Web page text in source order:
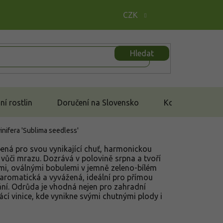
CZK
Hledat
rostlin Doručení na Slovensko Kontakt
'Sublima seedless'
pro svou vynikající chuť, harmonickou
mrazu. Dozrává v polovině srpna a tvoří
oválnými bobulemi v jemně zeleno-bílém
a vyvážená, ideální pro přímou
Odrůda je vhodná nejen pro zahradní
vinice, kde vynikne svými chutnými plody i